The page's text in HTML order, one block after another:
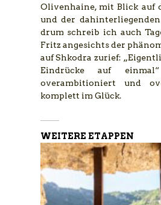
Olivenhaine, mit Blick auf
und der
drum schreib ich auch
Fritz angesichts der
auf Shkodra zurief:
Eindrücke auf einmal“
overambitioniert und
komplett im Glück.
WEITERE ETAPPEN